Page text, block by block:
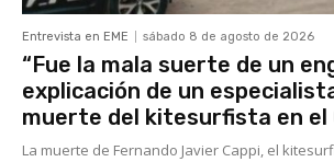
Entrevista en EME sábado 8 de agosto de 2026
“Fue la mala suerte de un
explicación de un
muerte del kitesurfista en el
La muerte de Fernando Javier Cappi, el